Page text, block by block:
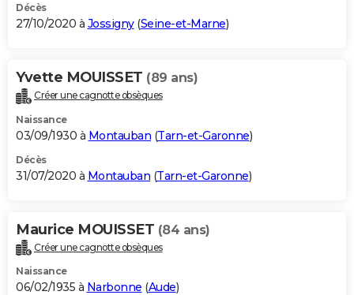
Décès
27/10/2020 à Jossigny(Seine-et-Marne)
Yvette MOUISSET (89 ans)
Créer une cagnotte obsèques
Naissance
03/09/1930 à Montauban (Tarn-et-Garonne)
Décès
31/07/2020 à Montauban (Tarn-et-Garonne)
Maurice MOUISSET (84 ans)
Créer une cagnotte obsèques
Naissance
06/02/1935 à Narbonne (Aude)